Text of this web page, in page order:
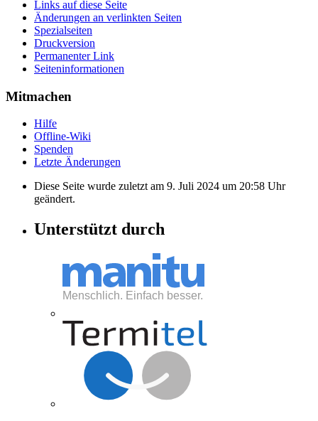
Links auf diese Seite
Änderungen an verlinkten Seiten
Spezialseiten
Druckversion
Permanenter Link
Seiten­informationen
Mitmachen
Hilfe
Offline-Wiki
Spenden
Letzte Änderungen
Diese Seite wurde zuletzt am 9. Juli 2024 um 20:58 Uhr
geändert.
Unterstützt durch